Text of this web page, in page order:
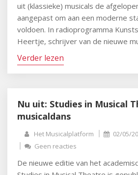
uit (klassieke) musicals de
aangepast om aan een moderne
voldoen. In radioprogramma
Heertje, schrijver van de nieuwe
Verder lezen
Nu uit: Studies in Musical
musicaldans
Het Musicalplatform
02/05/
Geen reacties
De nieuwe editie van het